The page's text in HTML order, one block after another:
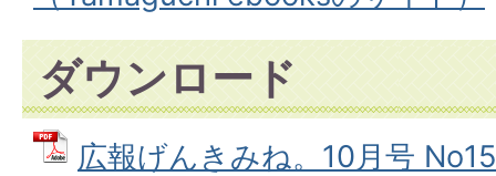
ダウンロード
広報げんきみね。10月号